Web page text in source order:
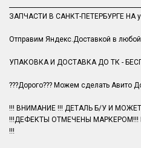
ЗАПЧАСТИ В САНКТ-ПЕТЕРБУРГЕ НА
Отправим Яндекс.Доставкой в
УПАКОВКА И ДОСТАВКА ДО ТК -
???Дорого??? Можем сделать Авито
!!! ВНИМАНИЕ !!! ДЕТАЛЬ Б/У И
!!!ДЕФЕКТЫ ОТМЕЧЕНЫ
!!!